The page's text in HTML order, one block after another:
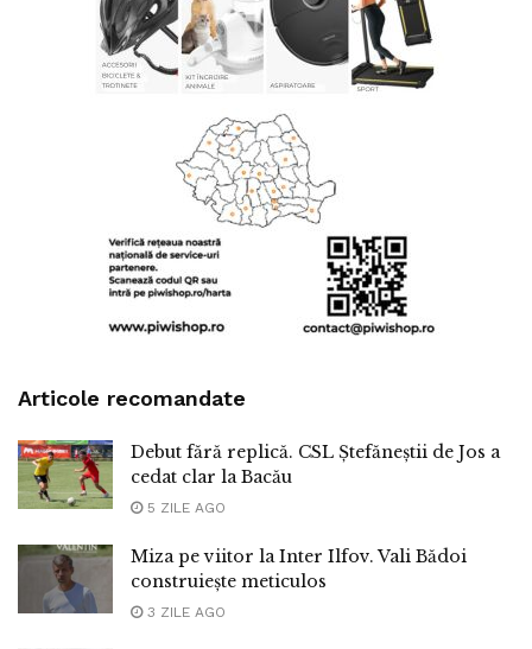
Articole recomandate
Debut fără replică. CSL Ștefăneștii de Jos a
cedat clar la Bacău
5 ZILE AGO
Miza pe viitor la Inter Ilfov. Vali Bădoi
construiește meticulos
3 ZILE AGO